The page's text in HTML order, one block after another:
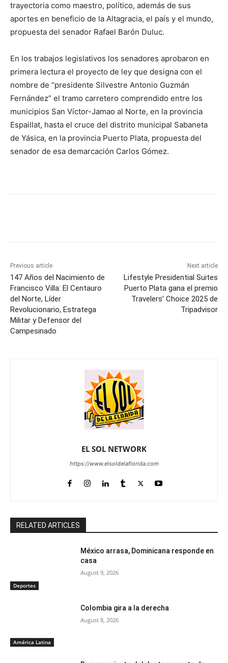
trayectoria como maestro, político, además de sus
aportes en beneficio de la Altagracia, el país y el mundo,
propuesta del senador Rafael Barón Duluc.
En los trabajos legislativos los senadores aprobaron en
primera lectura el proyecto de ley que designa con el
nombre de “presidente Silvestre Antonio Guzmán
Fernández” el tramo carretero comprendido entre los
municipios San Víctor-Jamao al Norte, en la provincia
Espaillat, hasta el cruce del distrito municipal Sabaneta
de Yásica, en la provincia Puerto Plata, propuesta del
senador de esa demarcación Carlos Gómez.
Previous article
147 Años del Nacimiento de
Francisco Villa: El Centauro
del Norte, Líder
Revolucionario, Estratega
Militar y Defensor del
Campesinado
Next article
Lifestyle Presidential Suites
Puerto Plata gana el premio
Travelers’ Choice 2025 de
Tripadvisor
EL SOL NETWORK
https://www.elsoldelaflorida.com
RELATED ARTICLES
Deportes
México arrasa, Dominicana responde en
casa
August 9, 2026
América Latina
Colombia gira a la derecha
August 8, 2026